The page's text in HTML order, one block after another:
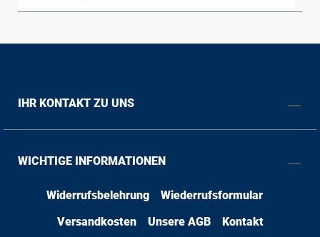
IHR KONTAKT ZU UNS
WICHTIGE INFORMATIONEN
Widerrufsbelehrung
Wiederrufsformular
Versandkosten
Unsere AGB Kontakt